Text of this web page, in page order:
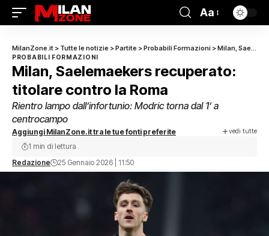
Aa
MilanZone.it > Tutte le notizie >Partite >Probabili Formazioni >Milan, Saelemaekers recuperato: titolare contro la Roma
PROBABILI FORMAZIONI
Milan, Saelemaekers recuperato:
titolare contro la Roma
Rientro lampo dall’infortunio: Modric torna dal 1’ a
centrocampo
Aggiungi MilanZone.it tra le tue fonti preferite vedi tutte
Redazione 25 Gennaio 2026 | 11:50
1 min di lettura